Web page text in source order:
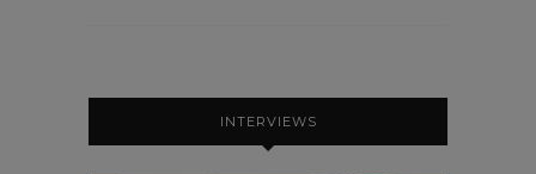
INTERVIEWS